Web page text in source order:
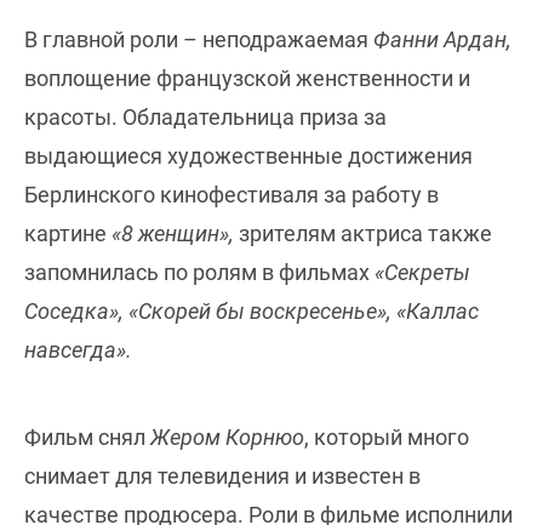
В главной роли – неподражаемая Фанни Ардан,
воплощение французской женственности и
красоты. Обладательница приза за
выдающиеся художественные достижения
Берлинского кинофестиваля за работу в
картине «8 женщин», зрителям актриса также
запомнилась по ролям в фильмах «Секреты
Соседка», «Скорей бы воскресенье», «Каллас
навсегда».
Фильм снял Жером Корнюо, который много
снимает для телевидения и известен в
качестве продюсера. Роли в фильме исполнили